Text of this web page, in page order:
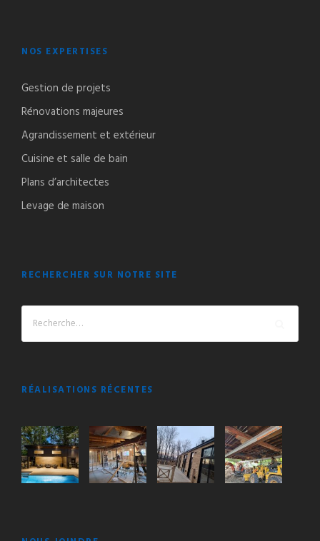
NOS EXPERTISES
Gestion de projets
Rénovations majeures
Agrandissement et extérieur
Cuisine et salle de bain
Plans d’architectes
Levage de maison
RECHERCHER SUR NOTRE SITE
RÉALISATIONS RÉCENTES